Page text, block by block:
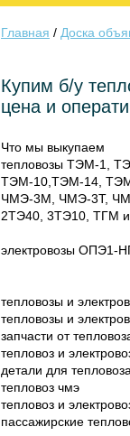
Главная / Доска
Купим б/у
цена и
Что мы выкупаем
тепловозы ТЭМ-1,
ТЭМ-10,ТЭМ-14,
ЧМЭ-3М, ЧМЭ-3Т,
2ТЭ40, 3ТЭ10, ТГМ и
электровозы ОПЭ1-
тепловозы и
тепловозы и
запчасти от
тепловоз и
детали для
тепловоз чмэ
тепловоз и
пассажирские